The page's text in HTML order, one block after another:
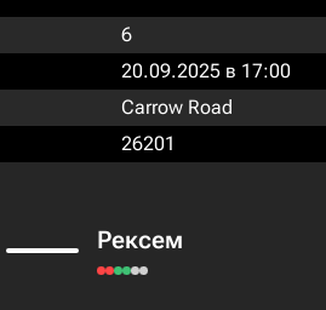
6
20.09.2025 в 17:00
Carrow Road
26201
Рексем